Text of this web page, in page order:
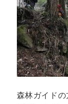
森林ガイド